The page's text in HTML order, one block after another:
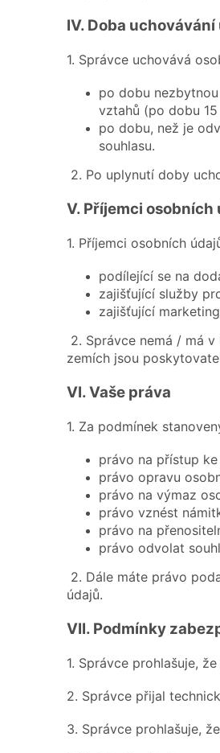
IV. Doba uchovávání
1. Správce uchovává
po dobu
vztahů (po dobu
po dobu, než je
souhlasu.
2. Po uplynutí doby
V. Příjemci
1. Příjemci osobních
podílející se na
zajišťující služby
zajišťující
2. Správce nemá / má
zemích jsou
VI.Vaše práva
1. Za podmínek
právo na přístup ke
právo opravu
právo na výmaz
právo vznést
právo na
právo odvolat
2. Dále máte právo
údajů.
VII. Podmínky
1. Správce prohlašuje,
2. Správce přijal
3. Správce prohlašuje,